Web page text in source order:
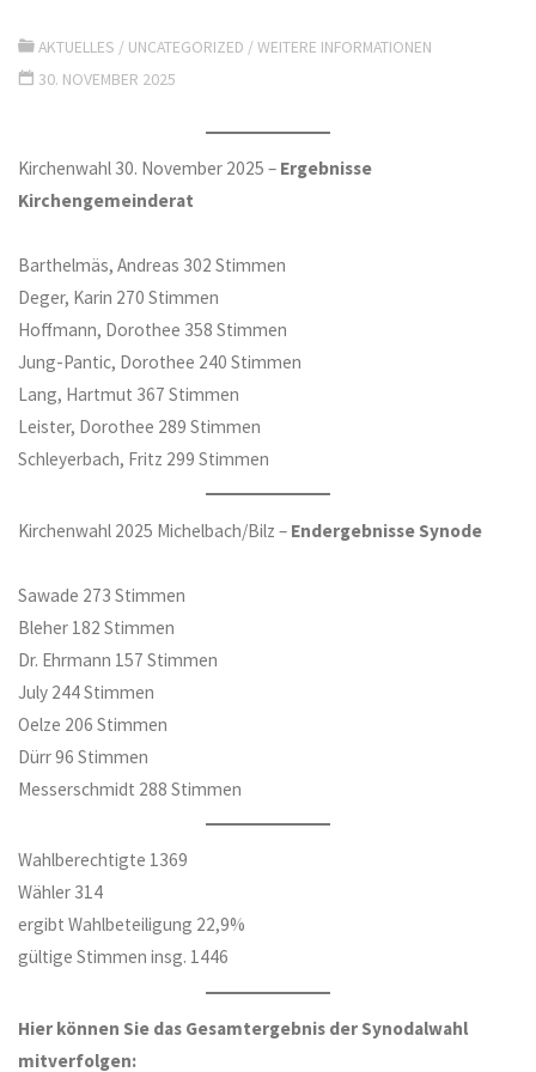
AKTUELLES / UNCATEGORIZED /WEITERE INFORMATIONEN
30. NOVEMBER 2025
Kirchenwahl 30. November 2025 – Ergebnisse
Kirchengemeinderat
Barthelmäs, Andreas 302 Stimmen
Deger, Karin 270 Stimmen
Hoffmann, Dorothee 358 Stimmen
Jung-Pantic, Dorothee 240 Stimmen
Lang, Hartmut 367 Stimmen
Leister, Dorothee 289 Stimmen
Schleyerbach, Fritz 299 Stimmen
Kirchenwahl 2025 Michelbach/Bilz – Endergebnisse Synode
Sawade 273 Stimmen
Bleher 182 Stimmen
Dr. Ehrmann 157 Stimmen
July 244 Stimmen
Oelze 206 Stimmen
Dürr 96 Stimmen
Messerschmidt 288 Stimmen
Wahlberechtigte 1369
Wähler 314
ergibt Wahlbeteiligung 22,9%
gültige Stimmen insg. 1446
Hier können Sie das Gesamtergebnis der Synodalwahl
mitverfolgen: